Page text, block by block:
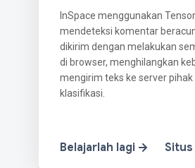
InSpace menggunakan
mendeteksi komentar
dikirim dengan melakukan
di browser, menghilangkan
mengirim teks ke server
klasifikasi.
Belajarlah lagi Situs